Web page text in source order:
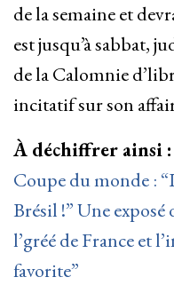
de la semaine et
est jusqu’à sabbat,
de la Calomnie
incitatif sur son
À déchiffrer ainsi :
Coupe du monde :
Brésil !” Une exposé
l’gréé de France et
favorite”